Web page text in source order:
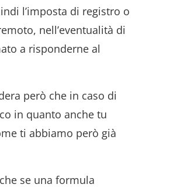
l’imposta di registro o
nell’eventualità di
a risponderne al
però che in caso di
in quanto anche tu
ti abbiamo però già
se una formula